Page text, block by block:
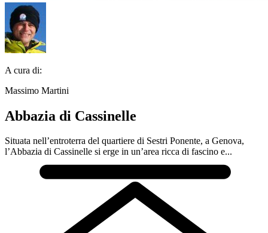
A cura di:
Massimo Martini
Abbazia di Cassinelle
Situata nell’entroterra del quartiere di Sestri Ponente, a Genova,
l’Abbazia di Cassinelle si erge in un’area ricca di fascino e...